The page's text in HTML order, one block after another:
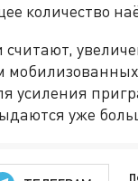
количество
усиления
уже